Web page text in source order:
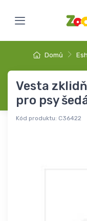
Domů
Vesta
pro psy
Kód produktu: C36422